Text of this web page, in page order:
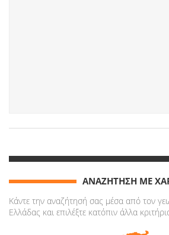
ΑΝΑΖΗΤΗΣΗ ΜΕ
Κάντε την αναζήτησή σας μέσα από τον
Ελλάδας και επιλέξτε κατόπιν άλλα